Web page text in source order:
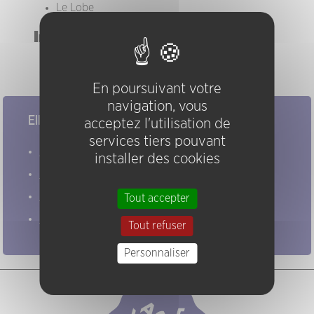
Le Lobe
Instruments
Elles/ils ont joué chez nous
Evénements
En poursuivant votre
navigation, vous
acceptez l'utilisation de
services tiers pouvant
installer des cookies
Tout accepter
Tout refuser
Personnaliser